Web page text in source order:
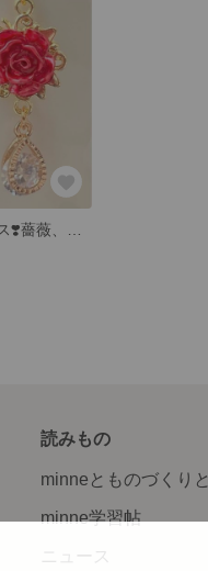
読みもの
minneとものづくりと
minne学習帖
ニュース